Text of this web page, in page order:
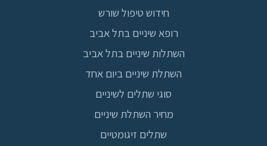
חידוש טיפול שורש
רופא שיניים בתל אביב
השתלות שיניים בתל אביב
השתלת שיניים ביום אחד
סוגי שתלים לשיניים
מחיר השתלת שיניים
שתלים זיגומטיים